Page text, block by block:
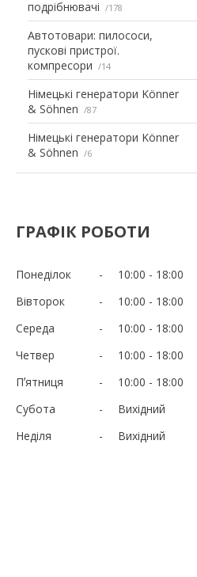
подрібнювачі
178
Автотовари: пилососи,
пускові пристрої.
компресори
14
Німецькі генератори Könner
& Söhnen
87
Німецькі генератори Könner
& Söhnen
6
ГРАФІК РОБОТИ
Понеділок 10:00
18:00
Вівторок
10:00
18:00
Середа
10:00
18:00
Четвер
10:00
18:00
Пʼятниця
10:00
18:00
Субота
Вихідний
Неділя
Вихідний